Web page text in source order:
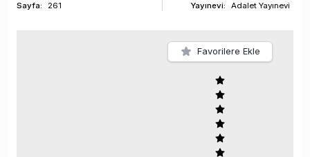
Sayfa: 261
Yayınevi:
Adalet Yayınevi
Favorilere Ekle